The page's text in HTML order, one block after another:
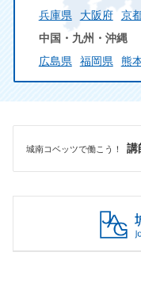
兵庫県
大阪府 京
中国・九州・沖縄
広島県
福岡県 熊
城南コベッツで働こう！ 講